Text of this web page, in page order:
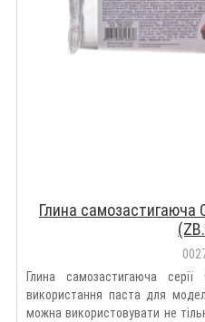
Глина самозастигаюча
Глина самозастигаюча
використання паста для
можна використовувати не